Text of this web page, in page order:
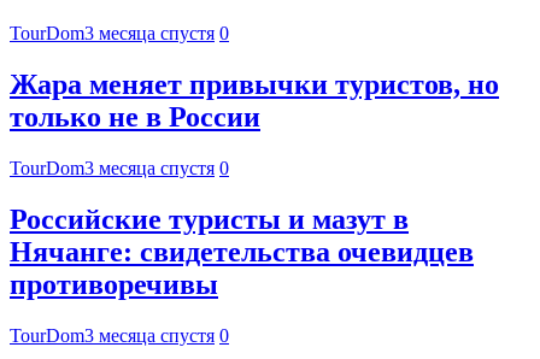
TourDom3 месяца спустя 0
Жара меняет привычки туристов, но
только не в России
TourDom3 месяца спустя 0
Российские туристы и мазут в
Нячанге: свидетельства очевидцев
противоречивы
TourDom3 месяца спустя 0